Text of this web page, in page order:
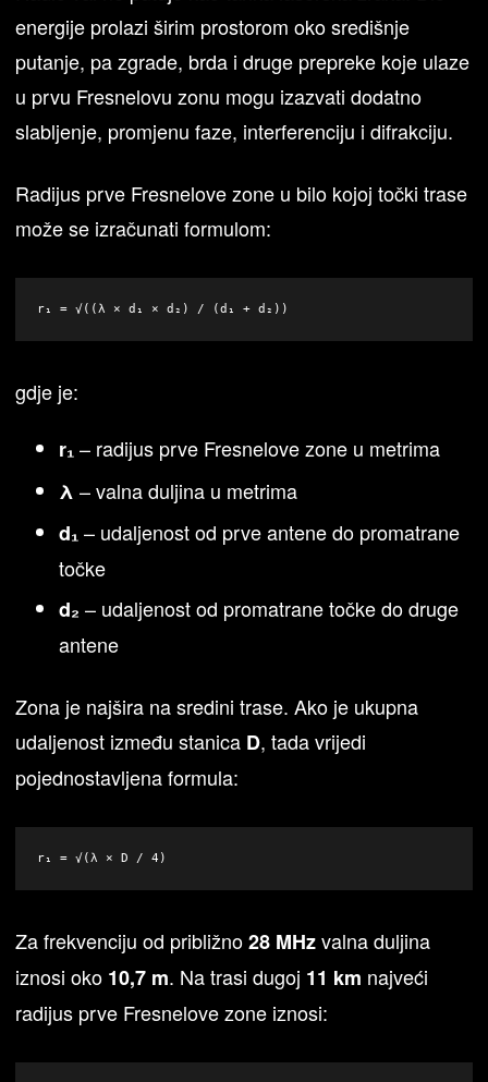
energije prolazi širim prostorom oko središnje
putanje, pa zgrade, brda i druge prepreke koje ulaze
u prvu Fresnelovu zonu mogu izazvati dodatno
slabljenje, promjenu faze, interferenciju i difrakciju.
Radijus prve Fresnelove zone u bilo kojoj točki trase
može se izračunati formulom:
r₁ = √((λ × d₁ × d₂) / (d₁ + d₂))
gdje je:
r₁– radijus prve Fresnelove zone u metrima
λ – valna duljina u metrima
d₁– udaljenost od prve antene do promatrane
točke
d₂ – udaljenost od promatrane točke do druge
antene
Zona je najšira na sredini trase. Ako je ukupna
udaljenost između stanica D, tada vrijedi
pojednostavljena formula:
r₁ = √(λ × D / 4)
Za frekvenciju od približno28 MHzvalna duljina
iznosi oko 10,7 m. Na trasi dugoj 11 km najveći
radijus prve Fresnelove zone iznosi: